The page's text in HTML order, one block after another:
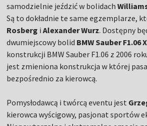
samodzielnie jeździć w bolidach
Są to dokładnie te same egzemplarze,
Rosberg iAlexander Wurz. Dostępny
dwumiejscowy bolid BMW Sauber F1.06
konstrukcji BMW Sauber F1.06 z 2006
jest zmieniona konstrukcja w której
bezpośrednio za kierowcą.
Pomysłodawcą i twórcą eventu jest
kierowca wyścigowy, pasjonat sportów